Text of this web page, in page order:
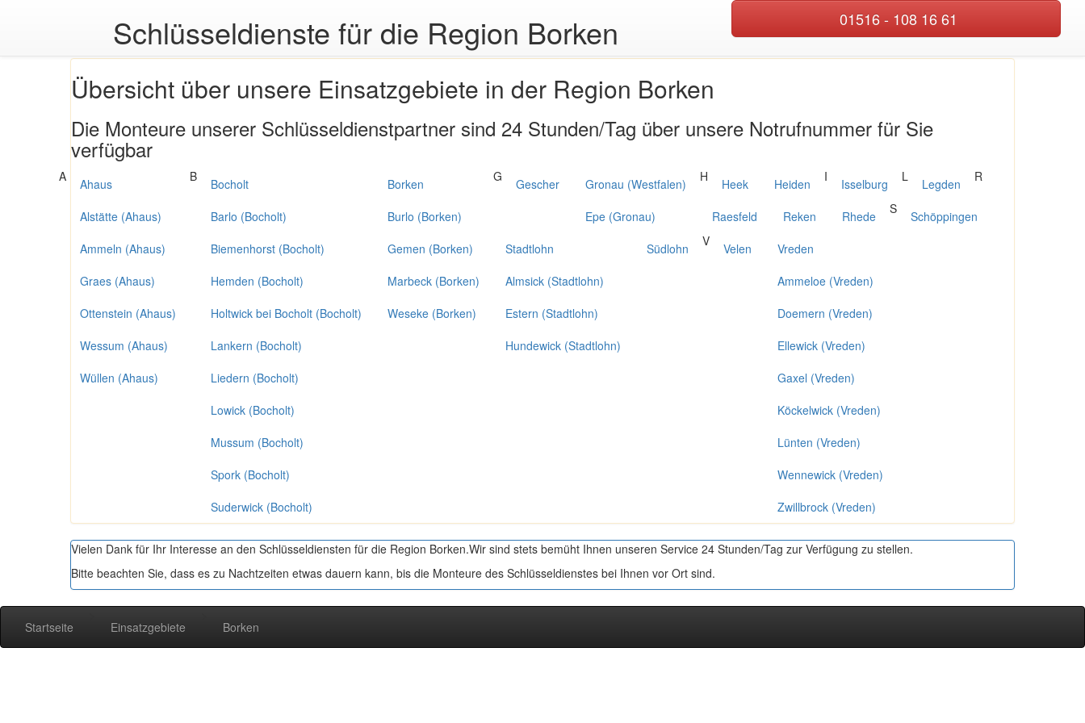
Einsatzgebiete Impressum
Schlüsseldienste für die Region Borken 01516 - 108 16 61
Übersicht über unsere Einsatzgebiete in der Region Borken
Die Monteure unserer Schlüsseldienstpartner sind 24 Stunden/Tag über unsere Notrufnummer für Sie
verfügbar
A
Ahaus
Alstätte (Ahaus)
Ammeln (Ahaus)
Graes (Ahaus)
Ottenstein (Ahaus)
Wessum (Ahaus)
Wüllen (Ahaus)
B
Bocholt
Barlo (Bocholt)
Biemenhorst (Bocholt)
Hemden (Bocholt)
Holtwick bei Bocholt (Bocholt)
Lankern (Bocholt)
Liedern (Bocholt)
Lowick (Bocholt)
Mussum (Bocholt)
Spork (Bocholt)
Suderwick (Bocholt)
Borken
Burlo (Borken)
Gemen (Borken)
Marbeck (Borken)
Weseke (Borken)
G Gescher
Gronau (Westfalen)
Epe (Gronau)
H Heek Heiden I Isselburg L Legden R
Raesfeld Reken Rhede S
Schöppingen
Stadtlohn
Almsick (Stadtlohn)
Estern (Stadtlohn)
Hundewick (Stadtlohn)
Südlohn V Velen
Vreden
Ammeloe (Vreden)
Doemern (Vreden)
Ellewick (Vreden)
Gaxel (Vreden)
Köckelwick (Vreden)
Lünten (Vreden)
Wennewick (Vreden)
Zwillbrock (Vreden)
Vielen Dank für Ihr Interesse an den Schlüsseldiensten für die Region Borken.Wir sind stets bemüht Ihnen unseren Service 24 Stunden/Tag zur Verfügung zu stellen.
Bitte beachten Sie, dass es zu Nachtzeiten etwas dauern kann, bis die Monteure des Schlüsseldienstes bei Ihnen vor Ort sind.
Startseite Einsatzgebiete Borken